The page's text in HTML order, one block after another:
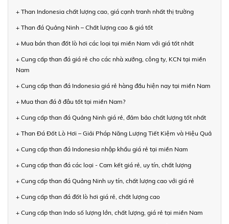
+ Than Indonesia chất lượng cao, giá cạnh tranh nhất thị trường
+ Than đá Quảng Ninh – Chất lượng cao & giá tốt
+ Mua bán than đốt lò hơi các loại tại miền Nam với giá tốt nhất
+ Cung cấp than đá giá rẻ cho các nhà xưởng, công ty, KCN tại miền
Nam
+ Cung cấp than đá Indonesia giá rẻ hàng đầu hiện nay tại miền Nam
+ Mua than đá ở đâu tốt tại miền Nam?
+ Cung cấp than đá Quảng Ninh giá rẻ, đảm bảo chất lượng tốt nhất
+ Than Đá Đốt Lò Hơi – Giải Pháp Năng Lượng Tiết Kiệm và Hiệu Quả
+ Cung cấp than đá Indonesia nhập khẩu giá rẻ tại miền Nam
+ Cung cấp than đá các loại - Cam kết giá rẻ, uy tín, chất lượng
+ Cung cấp than đá Quảng Ninh uy tín, chất lượng cao với giá rẻ
+ Cung cấp than đá đốt lò hơi giá rẻ, chất lượng cao
+ Cung cấp than Indo số lượng lớn, chất lượng, giá rẻ tại miền Nam